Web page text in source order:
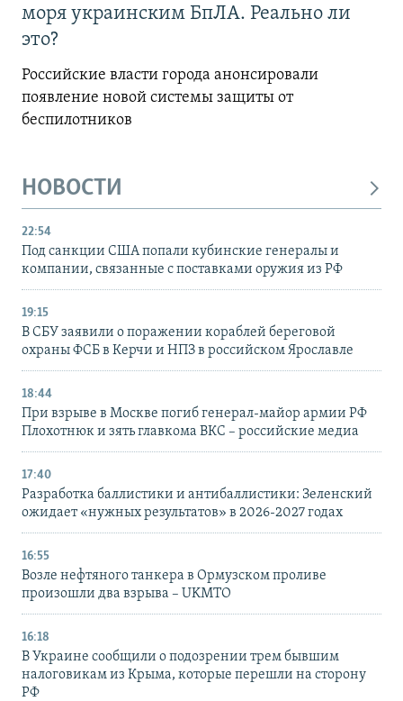
моря украинским БпЛА. Реально ли
это?
Российские власти города анонсировали
появление новой системы защиты от
беспилотников
НОВОСТИ
22:54
Под санкции США попали кубинские генералы и
компании, связанные с поставками оружия из РФ
19:15
В СБУ заявили о поражении кораблей береговой
охраны ФСБ в Керчи и НПЗ в российском Ярославле
18:44
При взрыве в Москве погиб генерал-майор армии РФ
Плохотнюк и зять главкома ВКС – российские медиа
17:40
Разработка баллистики и антибаллистики: Зеленский
ожидает «нужных результатов» в 2026-2027 годах
16:55
Возле нефтяного танкера в Ормузском проливе
произошли два взрыва – UKMTO
16:18
В Украине сообщили о подозрении трем бывшим
налоговикам из Крыма, которые перешли на сторону
РФ